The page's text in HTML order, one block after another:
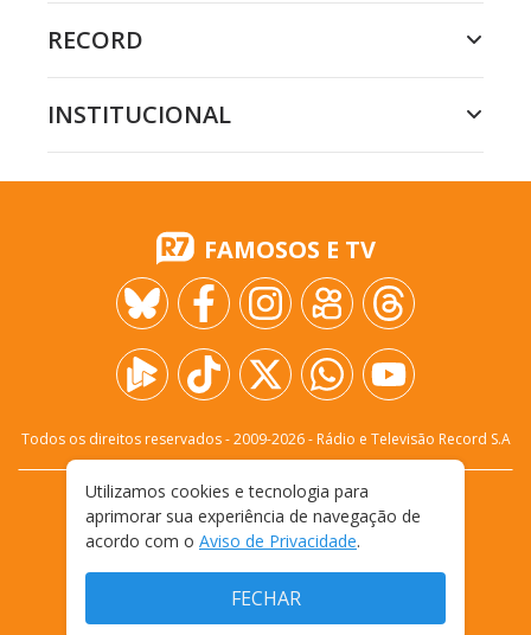
RECORD
INSTITUCIONAL
FAMOSOS E TV
Todos os direitos reservados - 2009-2026- Rádio e Televisão Record S.A
FALE CONOSCO
PRIVACIDADE
TERMOS E CONDIÇÕES DE USO
Utilizamos cookies e tecnologia para
aprimorar sua experiência de navegação de
acordo com o Aviso de Privacidade.
FECHAR